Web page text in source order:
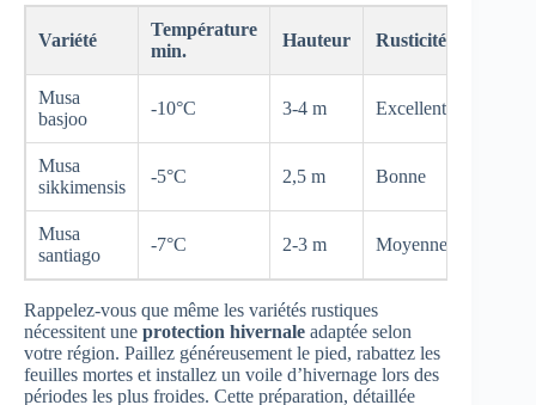
Variété
Température
min.
Hauteur Rusticité
Musa
basjoo
-10°C 3-4 m Excellente
Musa
sikkimensis
-5°C 2,5 m Bonne
Musa
santiago
-7°C 2-3 m Moyenne
Rappelez-vous que même les variétés rustiques
nécessitent une protection hivernale adaptée selon
votre région. Paillez généreusement le pied, rabattez les
feuilles mortes et installez un voile d’hivernage lors des
périodes les plus froides. Cette préparation, détaillée